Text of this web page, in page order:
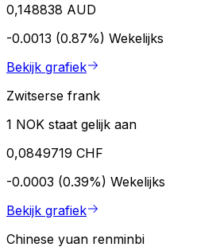
0,148838 AUD
-0.0013 (0.87%) Wekelijks
Bekijk grafiek
Zwitserse frank
1 NOK staat gelijk aan
0,0849719 CHF
-0.0003 (0.39%) Wekelijks
Bekijk grafiek
Chinese yuan renminbi